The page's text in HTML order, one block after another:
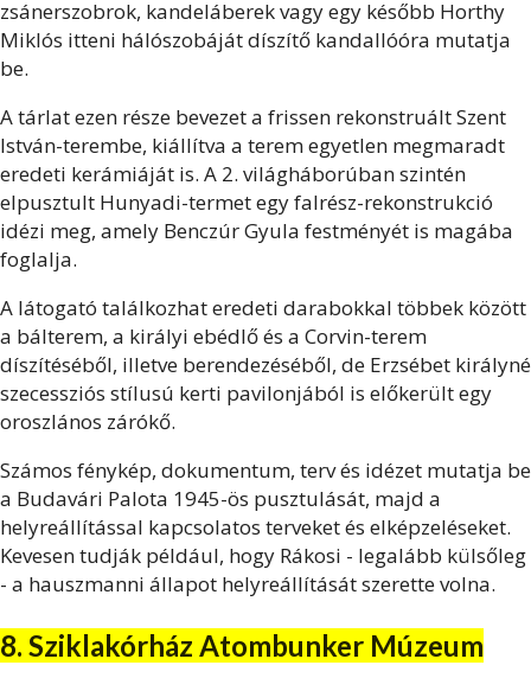
zsánerszobrok, kandeláberek vagy egy később Horthy
Miklós itteni hálószobáját díszítő kandallóóra mutatja
be.
A tárlat ezen része bevezet a frissen rekonstruált Szent
István-terembe, kiállítva a terem egyetlen megmaradt
eredeti kerámiáját is. A 2. világháborúban szintén
elpusztult Hunyadi-termet egy falrész-rekonstrukció
idézi meg, amely Benczúr Gyula festményét is magába
foglalja.
A látogató találkozhat eredeti darabokkal többek között
a bálterem, a királyi ebédlő és a Corvin-terem
díszítéséből, illetve berendezéséből, de Erzsébet királyné
szecessziós stílusú kerti pavilonjából is előkerült egy
oroszlános zárókő.
Számos fénykép, dokumentum, terv és idézet mutatja be
a Budavári Palota 1945-ös pusztulását, majd a
helyreállítással kapcsolatos terveket és elképzeléseket.
Kevesen tudják például, hogy Rákosi - legalább külsőleg
- a hauszmanni állapot helyreállítását szerette volna.
8. Sziklakórház Atombunker Múzeum